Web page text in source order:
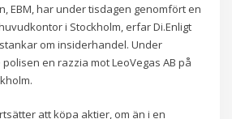
EBM, har under tisdagen genomfört en
i Stockholm, erfar Di.Enligt
om insiderhandel. Under
en razzia mot LeoVegas AB på
att köpa aktier, om än i en